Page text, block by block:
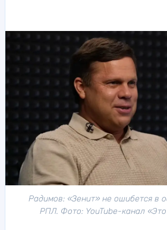
Радимов: «Зенит» не ошибется в
РПЛ. Фото: YouTube-канал